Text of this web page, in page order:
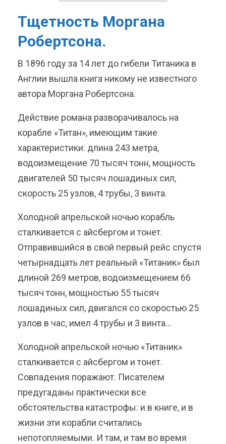
Тщетность Моргана
Робертсона.
В 1896 году за 14 лет до гибели Титаника в
Англии вышла книга никому не известного
автора Моргана Робертсона.
Действие романа разворачивалось на
корабле «Титан», имеющим такие
характеристики: длина 243 метра,
водоизмещение 70 тысяч тонн, мощность
двигателей 50 тысяч лошадиных сил,
скорость 25 узлов, 4 трубы, 3 винта.
Холодной апрельской ночью корабль
сталкивается с айсбергом и тонет.
Отправившийся в свой первый рейс спустя
четырнадцать лет реальный «Титаник» был
длиной 269 метров, водоизмещением 66
тысяч тонн, мощностью 55 тысяч
лошадиных сил, двигался со скоростью 25
узлов в час, имел 4 трубы и 3 винта…
Холодной апрельской ночью «Титаник»
сталкивается с айсбергом и тонет.
Совпадения поражают. Писателем
предугаданы практически все
обстоятельства катастрофы: и в книге, и в
жизни эти корабли считались
непотопляемыми. И там, и там во время